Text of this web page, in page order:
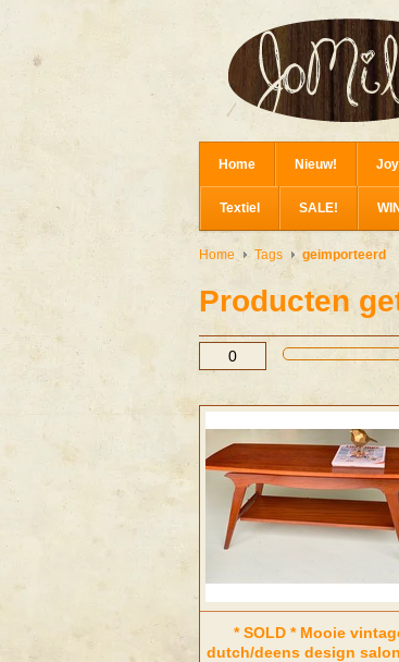
Home Nieuw!
Textiel SALE!
Home Tags geimporteerd
Producten
* SOLD * Mooie
dutch/deens design